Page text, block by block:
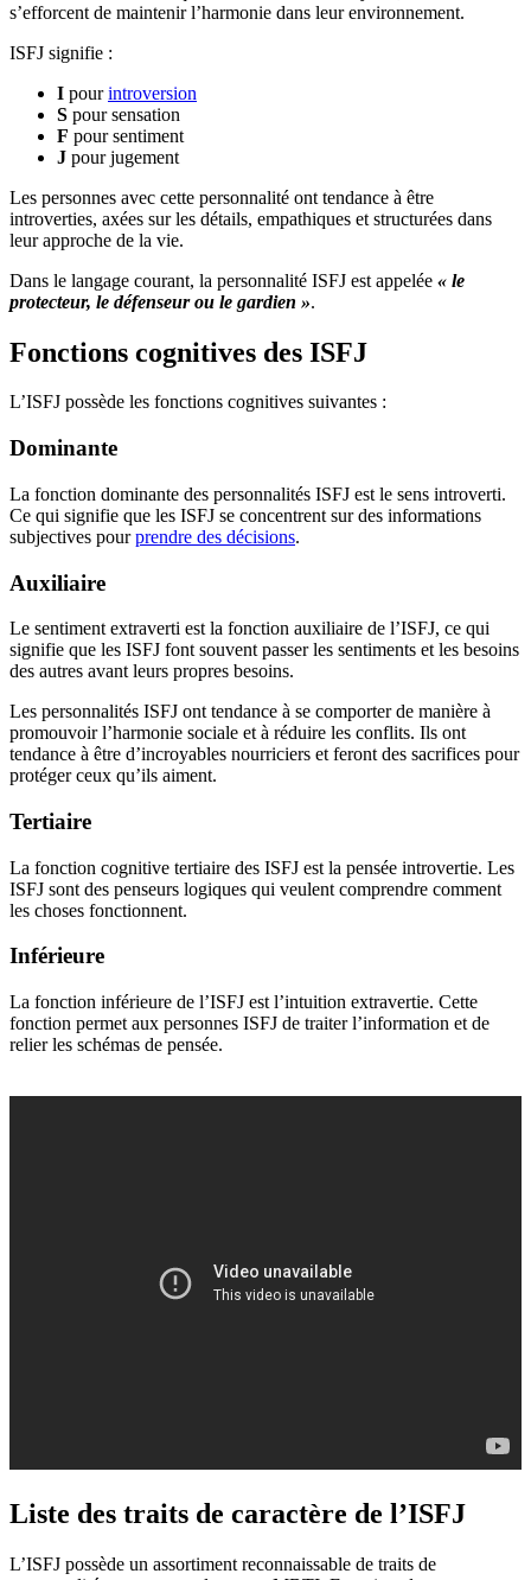
s’efforcent de maintenir l’harmonie dans leur environnement.
ISFJ signifie :
I pourintroversion
S pour sensation
F pour sentiment
J pour jugement
Les personnes avec cette personnalité ont tendance à être
introverties, axées sur les détails, empathiques et structurées dans
leur approche de la vie.
Dans le langage courant, la personnalité ISFJ est appelée « le
protecteur, le défenseur ou le gardien ».
Fonctions cognitives des ISFJ
L’ISFJ possède les fonctions cognitives suivantes :
Dominante
La fonction dominante des personnalités ISFJ est le sens introverti.
Ce qui signifie que les ISFJ se concentrent sur des informations
subjectives pourprendre des décisions.
Auxiliaire
Le sentiment extraverti est la fonction auxiliaire de l’ISFJ, ce qui
signifie que les ISFJ font souvent passer les sentiments et les besoins
des autres avant leurs propres besoins.
Les personnalités ISFJ ont tendance à se comporter de manière à
promouvoir l’harmonie sociale et à réduire les conflits. Ils ont
tendance à être d’incroyables nourriciers et feront des sacrifices pour
protéger ceux qu’ils aiment.
Tertiaire
La fonction cognitive tertiaire des ISFJ est la pensée introvertie. Les
ISFJ sont des penseurs logiques qui veulent comprendre comment
les choses fonctionnent.
Inférieure
La fonction inférieure de l’ISFJ est l’intuition extravertie. Cette
fonction permet aux personnes ISFJ de traiter l’information et de
relier les schémas de pensée.
Liste des traits de caractère de l’ISFJ
L’ISFJ possède un assortiment reconnaissable de traits de